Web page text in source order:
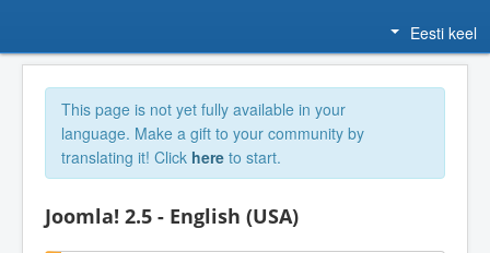
Eesti keel
This page is not yet fully available in your
language. Make a gift to your community by
translating it! Click here to start.
Joomla! 2.5 - English (USA)